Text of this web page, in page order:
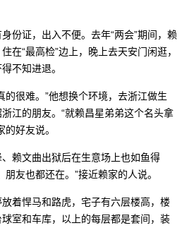
份证，出入不便。去年“两会”期间，赖
在“最高检”边上，晚上去天安门闲逛，
不知进退。
的很难。”他想换个环境，去浙江做生
江的朋友。“就赖昌星弟弟这个名头拿
好友说。
赖文曲出狱后在生意场上也如鱼得
友也都还在。”接近赖家的人说。
着悍马和路虎，宅子有六层楼高，楼
室和车库，以上的每层都是套间，装